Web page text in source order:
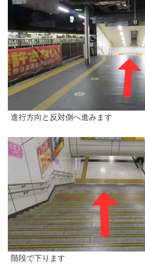
進行方向と反対側へ進みます
階段で下ります